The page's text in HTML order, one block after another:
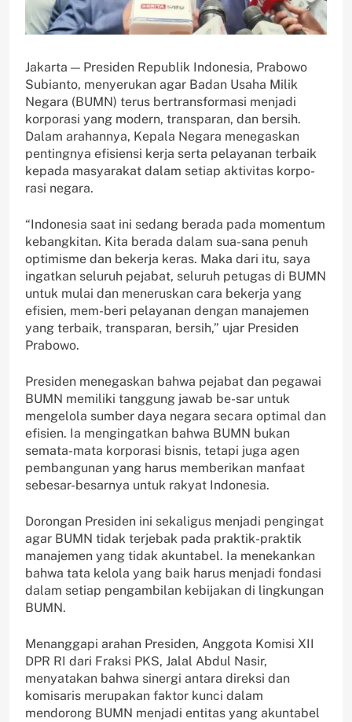
Jakarta — Presiden Republik Indonesia, Prabowo
Subianto, menyerukan agar Badan Usaha Milik
Negara (BUMN) terus bertransformasi menjadi
korporasi yang modern, transparan, dan bersih.
Dalam arahannya, Kepala Negara menegaskan
pentingnya efisiensi kerja serta pelayanan terbaik
kepada masyarakat dalam setiap aktivitas korpo-
rasi negara.
“Indonesia saat ini sedang berada pada momentum
kebangkitan. Kita berada dalam sua-sana penuh
optimisme dan bekerja keras. Maka dari itu, saya
ingatkan seluruh pejabat, seluruh petugas di BUMN
untuk mulai dan meneruskan cara bekerja yang
efisien, mem-beri pelayanan dengan manajemen
yang terbaik, transparan, bersih,” ujar Presiden
Prabowo.
Presiden menegaskan bahwa pejabat dan pegawai
BUMN memiliki tanggung jawab be-sar untuk
mengelola sumber daya negara secara optimal dan
efisien. Ia mengingatkan bahwa BUMN bukan
semata-mata korporasi bisnis, tetapi juga agen
pembangunan yang harus memberikan manfaat
sebesar-besarnya untuk rakyat Indonesia.
Dorongan Presiden ini sekaligus menjadi pengingat
agar BUMN tidak terjebak pada praktik-praktik
manajemen yang tidak akuntabel. Ia menekankan
bahwa tata kelola yang baik harus menjadi fondasi
dalam setiap pengambilan kebijakan di lingkungan
BUMN.
Menanggapi arahan Presiden, Anggota Komisi XII
DPR RI dari Fraksi PKS, Jalal Abdul Nasir,
menyatakan bahwa sinergi antara direksi dan
komisaris merupakan faktor kunci dalam
mendorong BUMN menjadi entitas yang akuntabel